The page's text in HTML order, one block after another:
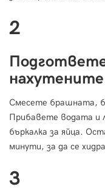
2
нахутените
Смесете брашната,
Прибавете водата и
бъркалка за яйца.
минути, за да се
3